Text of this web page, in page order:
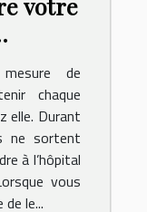
de
chaque
elle. Durant
ne sortent
à l’hôpital
vous
le...